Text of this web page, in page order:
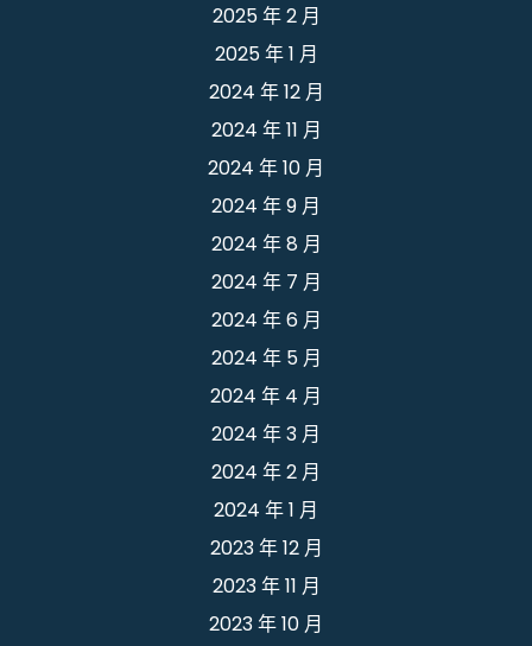
2025 年 2 月
2025 年 1 月
2024 年 12 月
2024 年 11 月
2024 年 10 月
2024 年 9 月
2024 年 8 月
2024 年 7 月
2024 年 6 月
2024 年 5 月
2024 年 4 月
2024 年 3 月
2024 年 2 月
2024 年 1 月
2023 年 12 月
2023 年 11 月
2023 年 10 月